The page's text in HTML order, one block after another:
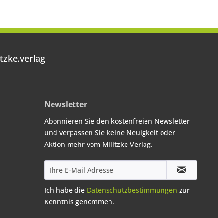
Newsletter
Abonnieren Sie den kostenfreien Newsletter
und verpassen Sie keine Neuigkeit oder
Aktion mehr vom Militzke Verlag.
Ich habe die Datenschutzbestimmungen zur
Kenntnis genommen.